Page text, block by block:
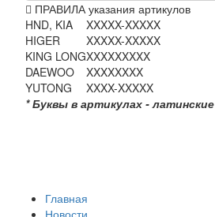
ПРАВИЛА указания артикулов
HND, KIA
XXXXX-XXXXX
HIGER
XXXXX-XXXXX
KING LONGXXXXXXXXX
DAEWOO
XXXXXXXX
YUTONG
XXXX-XXXXX
* Буквы в артикулах - латинские
Главная
Новости